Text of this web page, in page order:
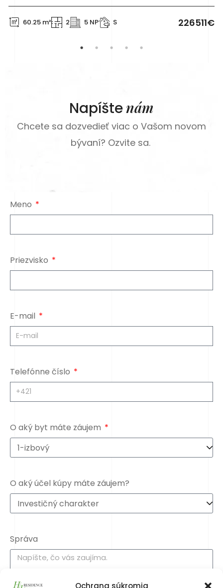
Ochrana súkromia
60.25 m² 2 5 NP S 226511€
Napíštenám
Chcete sa dozvedieť viac o Vašom novom
bývaní? Ozvite sa.
Meno
Priezvisko
E-mail
Telefónne číslo
O aký byt máte záujem
O aký účel kúpy máte záujem?
Správa